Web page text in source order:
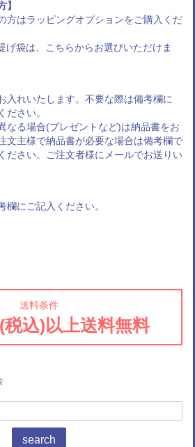
】
方はラッピングオプションをご購入くだ
袋は、 こちらからお選びいただけま
入れいたします。不要な際は備考欄に
ださい。
なる場合(プレゼントなど)は納品書をお
文主様で納品書が必要な場合は備考欄で
ださい。ご注文者様にメールでお送りい
にご記入ください。
送料条件
税込)以上送料無料
search